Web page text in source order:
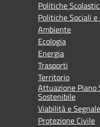
Politiche
Politiche Sociali
Ambiente
Ecologia
Energia
Trasporti
Territorio
Attuazione Piano
Sostenibile
Viabilità e
Protezione Civile